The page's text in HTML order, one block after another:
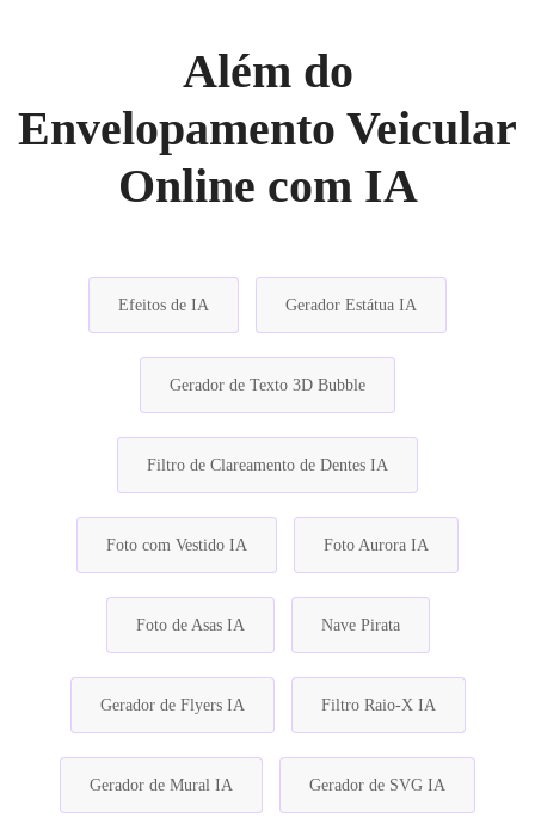
Além do
Envelopamento Veicular
Online com IA
Efeitos de IA Gerador Estátua IA
Gerador de Texto 3D Bubble
Filtro de Clareamento de Dentes IA
Foto com Vestido IA Foto Aurora IA
Foto de Asas IA Nave Pirata
Gerador de Flyers IA Filtro Raio-X IA
Gerador de Mural IA Gerador de SVG IA